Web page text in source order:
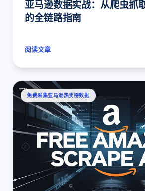
亚马逊数据实战：从爬虫抓
的全链路指南
阅读文章
免费采集亚马逊热卖榜数据